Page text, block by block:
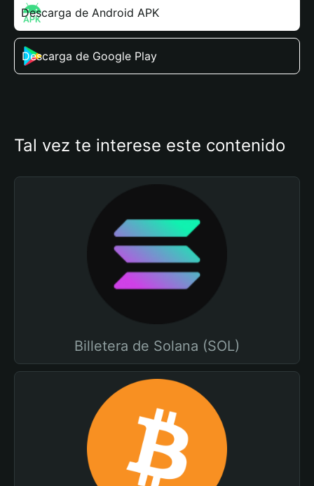
Descarga de Android APK
Descarga de Google Play
Tal vez te interese este contenido
Billetera de Solana (SOL)